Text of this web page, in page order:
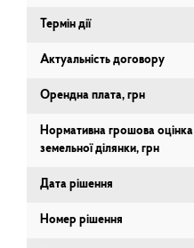
Термін дії
Актуальність договору
Орендна плата, грн
Нормативна грошова оцінка
земельної ділянки, грн
Дата рішення
Номер рішення